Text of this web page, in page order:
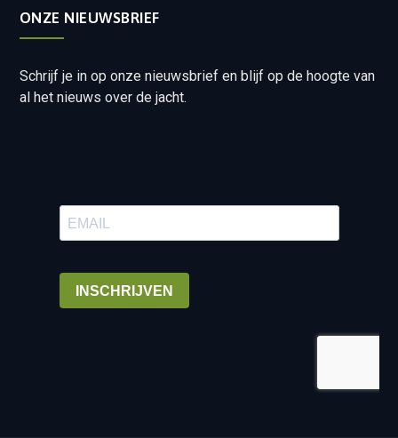
ONZE NIEUWSBRIEF
Schrijf je in op onze nieuwsbrief en blijf op de hoogte van
al het nieuws over de jacht.